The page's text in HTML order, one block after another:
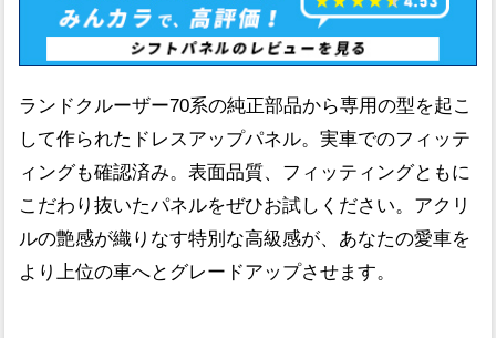
ランドクルーザー70系の純正部品から専用の型を起こ
して作られたドレスアップパネル。実車でのフィッテ
ィングも確認済み。表面品質、フィッティングともに
こだわり抜いたパネルをぜひお試しください。アクリ
ルの艶感が織りなす特別な高級感が、あなたの愛車を
より上位の車へとグレードアップさせます。